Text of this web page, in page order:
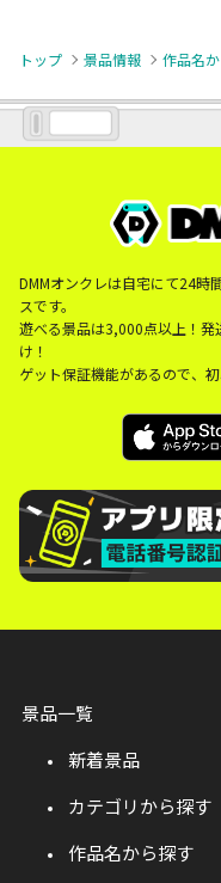
トップ 景品情報 作品名
DMMオンクレは自宅にて24時
スです。
遊べる景品は3,000点以上！発
け！
ゲット保証機能があるので、
景品一覧
新着景品
カテゴリから探す
作品名から探す